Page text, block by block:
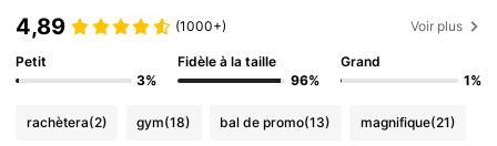
4,89 (1000+) Voir plus
Petit
3%
Fidèle à la taille
96%
Grand
1%
rachètera(2) gym(18) bal de promo(13) magnifique(21)